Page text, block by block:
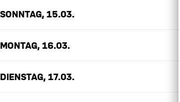
SONNTAG, 15.03.
MONTAG, 16.03.
DIENSTAG, 17.03.